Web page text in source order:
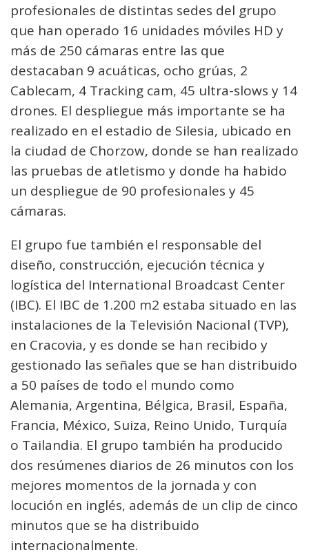
profesionales de distintas sedes del grupo
que han operado 16 unidades móviles HD y
más de 250 cámaras entre las que
destacaban 9 acuáticas, ocho grúas, 2
Cablecam, 4 Tracking cam, 45 ultra-slows y 14
drones. El despliegue más importante se ha
realizado en el estadio de Silesia, ubicado en
la ciudad de Chorzow, donde se han realizado
las pruebas de atletismo y donde ha habido
un despliegue de 90 profesionales y 45
cámaras.
El grupo fue también el responsable del
diseño, construcción, ejecución técnica y
logística del International Broadcast Center
(IBC). El IBC de 1.200 m2 estaba situado en las
instalaciones de la Televisión Nacional (TVP),
en Cracovia, y es donde se han recibido y
gestionado las señales que se han distribuido
a 50 países de todo el mundo como
Alemania, Argentina, Bélgica, Brasil, España,
Francia, México, Suiza, Reino Unido, Turquía
o Tailandia. El grupo también ha producido
dos resúmenes diarios de 26 minutos con los
mejores momentos de la jornada y con
locución en inglés, además de un clip de cinco
minutos que se ha distribuido
internacionalmente.